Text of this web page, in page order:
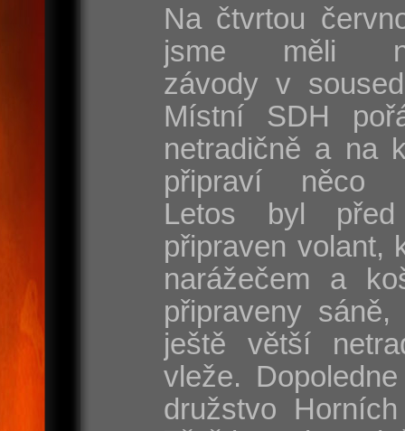
Na čtvrtou
jsme měli
závody v
Místní SDH
netradičně a na
připraví něco
Letos byl před
připraven volant,
narážečem a
připraveny
ještě větší
vleže.
družstvo